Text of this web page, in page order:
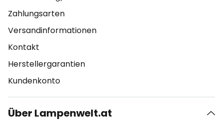
Zahlungsarten
Versandinformationen
Kontakt
Herstellergarantien
Kundenkonto
Über Lampenwelt.at